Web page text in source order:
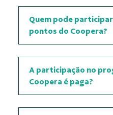
Quem pode
pontos do Coopera?
A participação no
Coopera é paga?